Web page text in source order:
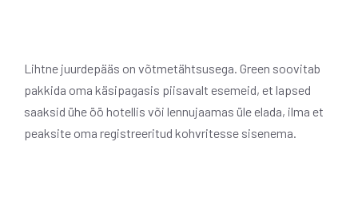
Lihtne juurdepääs on võtmetähtsusega. Green soovitab
pakkida oma käsipagasis piisavalt esemeid, et lapsed
saaksid ühe öö hotellis või lennujaamas üle elada, ilma et
peaksite oma registreeritud kohvritesse sisenema.